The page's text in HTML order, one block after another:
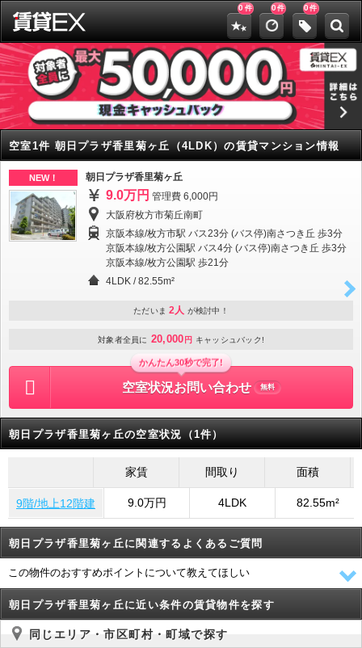
0 件 0件 0件
空室1件 朝日プラザ香里菊ヶ丘（4LDK）の賃貸マンション情報
NEW！ 朝日プラザ香里菊ヶ丘
9.0万円 管理費 6,000円
大阪府枚方市菊丘南町
京阪本線/枚方市駅 バス23分 (バス停)南さつき丘 歩3分
京阪本線/枚方公園駅 バス4分 (バス停)南さつき丘 歩3分
京阪本線/枚方公園駅 歩21分
4LDK /82.55m²
ただいま 2人 が検討中！
対象者全員に 20,000 円 キャッシュバック!
かんたん30秒で完了!
空室状況お問い合わせ 無料
朝日プラザ香里菊ヶ丘の空室状況（1件）
家賃 間取り 面積
9階/地上12階建 9.0万円 4LDK 82.55m²
朝日プラザ香里菊ヶ丘に関連するよくあるご質問
この物件のおすすめポイントについて教えてほしい
朝日プラザ香里菊ヶ丘に近い条件の賃貸物件を探す
同じエリア・市区町村・町域で探す